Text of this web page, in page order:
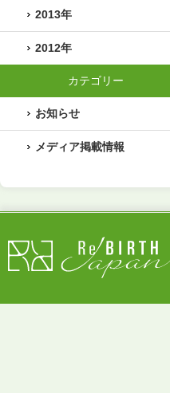
2013年
2012年
カテゴリー
お知らせ
メディア掲載情報